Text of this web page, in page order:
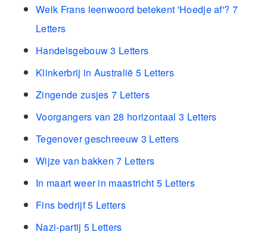
Welk Frans leenwoord betekent 'Hoedje af'? 7
Letters
Handelsgebouw 3 Letters
Klinkerbrij in Australië 5 Letters
Zingende zusjes 7 Letters
Voorgangers van 28 horizontaal 3 Letters
Tegenover geschreeuw 3 Letters
Wijze van bakken 7 Letters
In maart weer in maastricht 5 Letters
Fins bedrijf 5 Letters
Nazi-partij 5 Letters